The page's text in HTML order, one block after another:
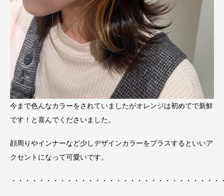
今まで色んなカラーをされていましたがオレンジは初めてで新鮮
です！と喜んでくださいました。
顔周りやインナーなど少しデザインカラーをプラスするといいア
クセントになって可愛いです。
・・・・・・・・・・・・・・・・・・・・・・・・・・・・・・